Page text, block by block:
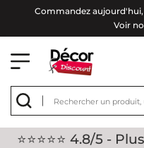
Commandez
Voir
⭐⭐⭐⭐⭐ 4.8/5 -